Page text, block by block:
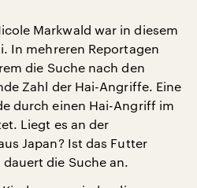
Markwald war in diesem
In mehreren Reportagen
die Suche nach den
Zahl der Hai-Angriffe. Eine
durch einen Hai-Angriff im
Liegt es an der
Japan? Ist das Futter
die Suche an.